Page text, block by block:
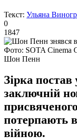
Текст: Ульяна
0
1847
Фото: SOTA Cinema
Шон Пенн
Зірка постав
заключній
потерпають
війною.